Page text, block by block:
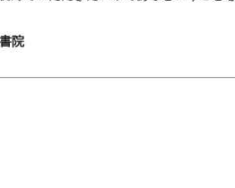
院